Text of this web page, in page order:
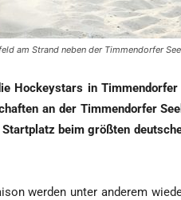
am Strand neben der Timmendorfer
Hockey­stars in Tim­men­dor­fer
an der Tim­men­dor­fer
beim größ­ten
wer­den unter ande­rem